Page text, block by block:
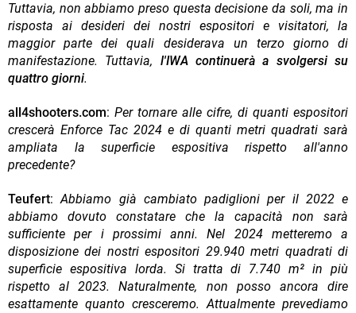
Tuttavia, non abbiamo preso questa decisione da soli, ma in
risposta ai desideri dei nostri espositori e visitatori, la
maggior parte dei quali desiderava un terzo giorno di
manifestazione. Tuttavia, l'IWA continuerà a svolgersi su
quattro giorni.
all4shooters.com: Per tornare alle cifre, di quanti espositori
crescerà Enforce Tac 2024 e di quanti metri quadrati sarà
ampliata la superficie espositiva rispetto all'anno
precedente?
Teufert:Abbiamo già cambiato padiglioni per il 2022 e
abbiamo dovuto constatare che la capacità non sarà
sufficiente per i prossimi anni. Nel 2024 metteremo a
disposizione dei nostri espositori 29.940 metri quadrati di
superficie espositiva lorda. Si tratta di 7.740 m² in più
rispetto al 2023. Naturalmente, non posso ancora dire
esattamente quanto cresceremo. Attualmente prevediamo